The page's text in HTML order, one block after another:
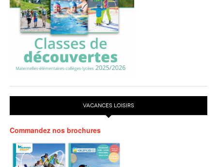
VACANCES LOISIRS
Commandez nos brochures